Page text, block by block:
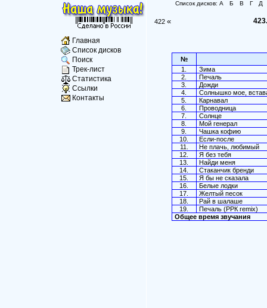
Главная
Список дисков
Поиск
Трек-лист
Статистика
Ссылки
Контакты
Список дисков: А Б В Г Д
422 «
№
1.
Зима
2.
Печаль
3.
Дожди
4.
Солнышко мое,
5.
Карнавал
6.
Проводница
7.
Солнце
8.
Мой генерал
9.
Чашка кофию
10.
Если-после
11.
Не плачь, любимый
12.
Я без тебя
13.
Найди меня
14.
Стаканчик бренди
15.
Я бы не сказала
16.
Белые лодки
17.
Желтый песок
18.
Рай в шалаше
19.
Печаль (РРК remix)
Общее время звучания